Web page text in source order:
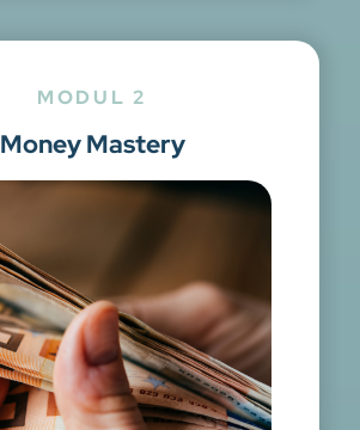
MODUL 2
Money Mastery​